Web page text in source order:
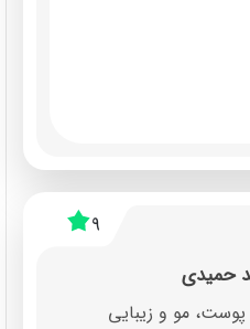
9
حمیدی
مو و زیبایی